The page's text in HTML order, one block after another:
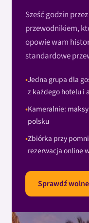
Sześć godzin
przewodnikiem,
opowie wam
standardowe
Jedna grupa dla
z każdego hotelu i
Kameralnie:
polsku
Zbiórka przy
rezerwacja online
Sprawdź